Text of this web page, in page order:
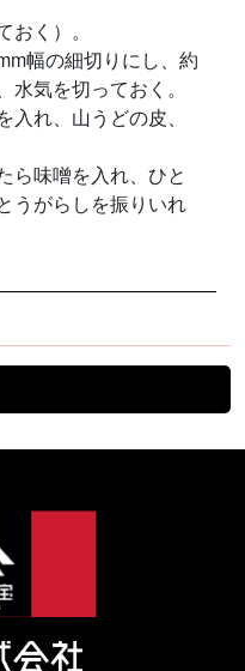
おく）。
幅の細切りにし、約
気を切っておく。
れ、山うどの皮、
ら味噌を入れ、ひと
うがらしを振りいれ